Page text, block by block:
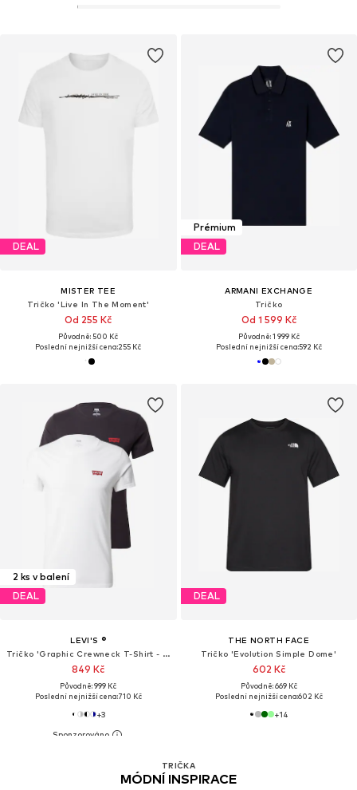
DEAL
MISTER TEE
Tričko 'Live In The Moment'
Od 255 Kč
Původně: 500 Kč
Poslední nejnižší cena:255 Kč
Prémium
DEAL
ARMANI EXCHANGE
Tričko
Od 1 599 Kč
Původně: 1 999 Kč
Poslední nejnižší cena:592 Kč
2 ks v balení
DEAL
LEVI'S ®
Tričko 'Graphic Crewneck T-Shirt - 2 Pack'
849 Kč
Původně: 999 Kč
Poslední nejnižší cena:710 Kč
+3
DEAL
THE NORTH FACE
Tričko 'Evolution Simple Dome'
602 Kč
Původně: 669 Kč
Poslední nejnižší cena:602 Kč
+14
TRIČKA
MÓDNÍ INSPIRACE